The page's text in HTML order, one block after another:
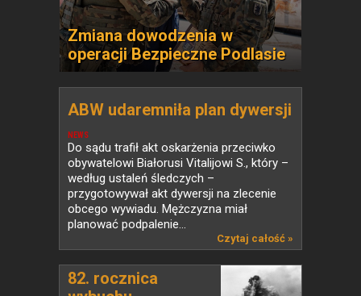
Zmiana dowodzenia w
operacji Bezpieczne Podlasie
NEWS
ABW udaremniła plan dywersji
Do sądu trafił akt oskarżenia przeciwko
obywatelowi Białorusi Vitalijowi S., który –
według ustaleń śledczych –
przygotowywał akt dywersji na zlecenie
obcego wywiadu. Mężczyzna miał
planować podpalenie...
Czytaj całość »
82. rocznica